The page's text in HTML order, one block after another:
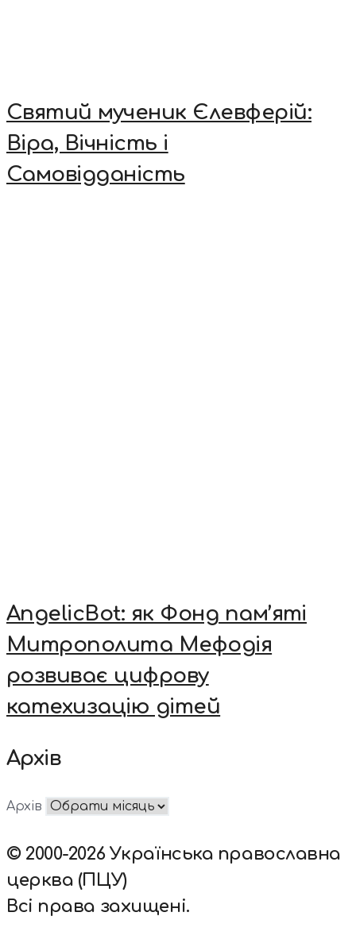
Святий мученик Єлевферій:
Віра, Вічність і
Самовідданість
AngelicBot: як Фонд пам’яті
Митрополита Мефодія
розвиває цифрову
катехизацію дітей
Архів
Архів
© 2000-2026 Українська православна
церква (ПЦУ)
Всі права захищені.